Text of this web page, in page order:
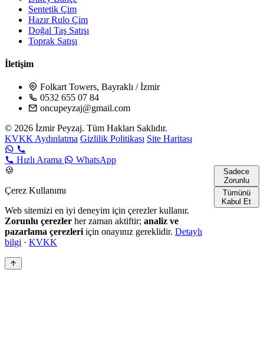
Sentetik Çim
Hazır Rulo Çim
Doğal Taş Satışı
Toprak Satışı
İletişim
Folkart Towers, Bayraklı / İzmir
0532 655 07 84
oncupeyzaj@gmail.com
© 2026 İzmir Peyzaj. Tüm Hakları Saklıdır.
KVKK Aydınlatma Gizlilik Politikası Site Haritası
Hızlı Arama
WhatsApp
🍪
Çerez Kullanımı
Web sitemizi en iyi deneyim için çerezler kullanır.
Zorunlu çerezler her zaman aktiftir; analiz ve
pazarlama çerezleri için onayınız gereklidir. Detaylı
bilgi · KVKK
Sadece
Zorunlu
Tümünü
Kabul Et